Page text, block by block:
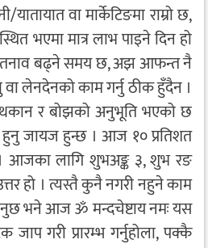
यातायात वा मार्केटिङमा राम्रो छ,
भएमा मात्र लाभ पाइने दिन हो
तनाव बढ्ने समय छ, अझ आफन्त नै
वा लेनदेनको काम गर्नु ठीक हुँदैन ।
र बोझको अनुभूति भएको छ
जायज हुन्छ । आज १० प्रतिशत
आजका लागि शुभअङ्क ३, शुभ रङ
हो । त्यस्तै कुनै नगरी नहुने काम
भने आज ॐ मन्दचेष्टाय नमः यस
जाप गरी प्रारम्भ गर्नुहोला, पक्कै